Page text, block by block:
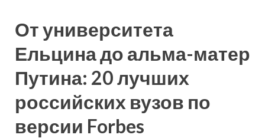
От университета
Ельцина до альма-матер
Путина: 20 лучших
российских вузов по
версии Forbes